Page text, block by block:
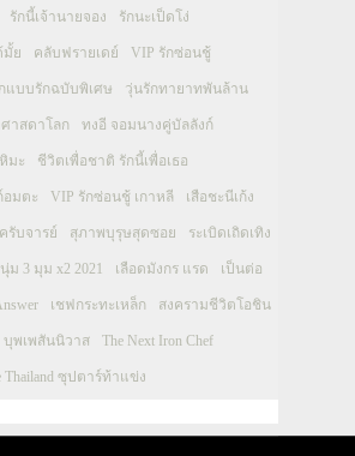
รักนี้เจ้านายจอง รักนะเป็ดโง่
มั้ย คลับฟรายเดย์ VIP รักซ่อนชู้
แบบรักฉบับพิเศษ วุ่นรักทายาทพันล้าน
าสดาโลก ทงอี จอมนางคู่บัลลังก์
มะ ชีวิตเพื่อชาติ รักนี้เพื่อเธอ
อมตะ VIP รักซ่อนชู้ เกาหลี เสือชะนีเก้ง
รับจารย์ สุภาพบุรุษสุดซอย ระเบิดเถิดเทิง
ม 3 มุม x2 2021 เลือดมังกร แรด เป็นต่อ
เชฟกระทะเหล็ก สงครามชีวิตโอชิน
บุพเพสันนิวาส The Next Iron Chef
Thailand ซุปตาร์ท้าแข่ง